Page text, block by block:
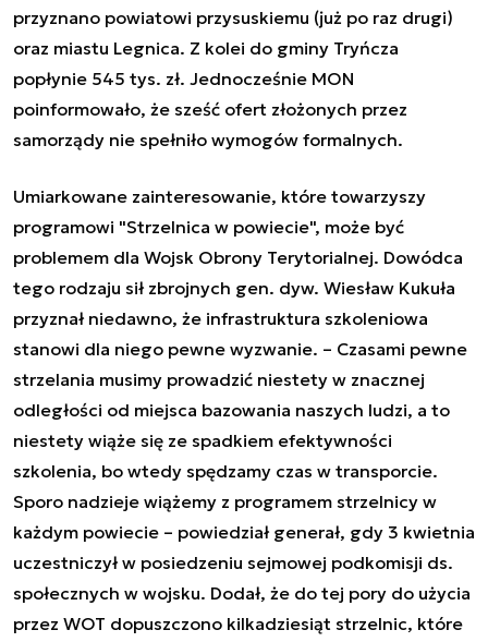
przyznano powiatowi przysuskiemu (już po raz drugi)
oraz miastu Legnica. Z kolei do gminy Tryńcza
popłynie 545 tys. zł. Jednocześnie MON
poinformowało, że sześć ofert złożonych przez
samorządy nie spełniło wymogów formalnych.
Umiarkowane zainteresowanie, które towarzyszy
programowi "Strzelnica w powiecie", może być
problemem dla Wojsk Obrony Terytorialnej. Dowódca
tego rodzaju sił zbrojnych gen. dyw. Wiesław Kukuła
przyznał niedawno, że infrastruktura szkoleniowa
stanowi dla niego pewne wyzwanie. – Czasami pewne
strzelania musimy prowadzić niestety w znacznej
odległości od miejsca bazowania naszych ludzi, a to
niestety wiąże się ze spadkiem efektywności
szkolenia, bo wtedy spędzamy czas w transporcie.
Sporo nadzieje wiążemy z programem strzelnicy w
każdym powiecie – powiedział generał, gdy 3 kwietnia
uczestniczył w posiedzeniu sejmowej podkomisji ds.
społecznych w wojsku. Dodał, że do tej pory do użycia
przez WOT dopuszczono kilkadziesiąt strzelnic, które